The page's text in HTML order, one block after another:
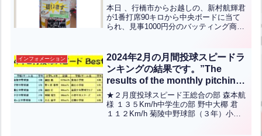
本日 、行橋市からお越しの、新村航輝君
が1番打席90キロから中央ボードに当て
られ、見事1000円分のバッティング商品
告ホームランとホームラン大会が開催し
ていますので...全文はクリック
インフォメーション
2024年2月の月間投球スピードラ
ンキングの結果です。”The
results of the monthly pitching
speed ranking for February
2024 are as follows.”(英中翻訳)
★２月度投球スピード王総合の部 森本航
様 １３５Km/h中学生の部 野中大椰 君
１１２Km/h 菊陵中野球部（３年）小学5-